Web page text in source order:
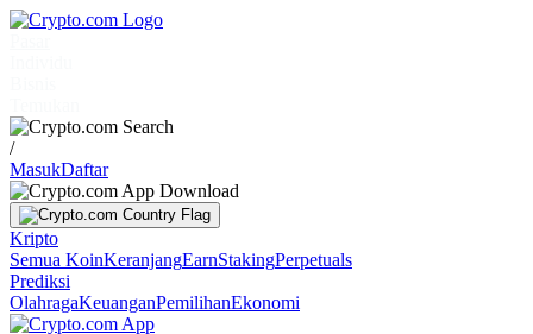
/
MasukDaftar
Kripto
Semua KoinKeranjangEarnStakingPerpetuals
Prediksi
OlahragaKeuanganPemilihanEkonomi